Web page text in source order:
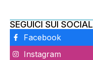
SEGUICI SUI SOCIAL
Facebook
Instagram